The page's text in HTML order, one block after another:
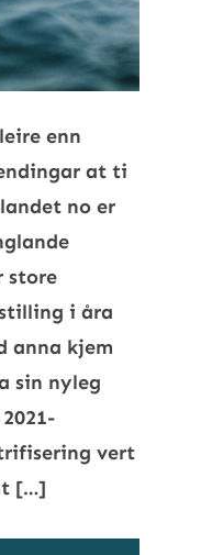
enn
at ti
no er
store
i åra
anna kjem
sin nyleg
vert
[…]